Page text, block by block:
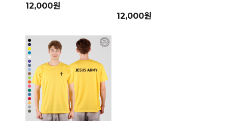
12,000원
12,000원